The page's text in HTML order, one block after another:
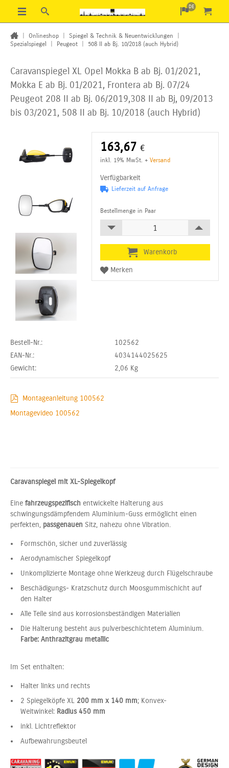
DE
Onlineshop Spiegel & Technik & Neuentwicklungen
Spezialspiegel
Peugeot 508 II ab Bj. 10/2018 (auch Hybrid)
Caravanspiegel XL Opel Mokka B ab Bj. 01/2021,
Mokka E ab Bj. 01/2021, Frontera ab Bj. 07/24
Peugeot 208 II ab Bj. 06/2019,308 II ab Bj, 09/2013
bis 03/2021, 508 II ab Bj. 10/2018 (auch Hybrid)
Bestell-Nr.:
102562
EAN-Nr.:
4034144025625
Gewicht:
2,06 Kg
Montageanleitung 100562
Montagevideo 100562
163,67 €
inkl. 19% MwSt. +Versand
Verfügbarkeit
Lieferzeit auf Anfrage
Bestellmenge in Paar
Caravanspiegel mit XL-Spiegelkopf
Eine fahrzeugspezifisch entwickelte Halterung aus
schwingungsdämpfendem Aluminium-Guss ermöglicht einen
perfekten, passgenauen Sitz, nahezu ohne Vibration.
Formschön, sicher und zuverlässig
Aerodynamischer Spiegelkopf
Unkomplizierte Montage ohne Werkzeug durch Flügelschraube
Beschädigungs- Kratzschutz durch Moosgummischicht auf
den Halter
Alle Teile sind aus korrosionsbeständigen Materialien
Die Halterung besteht aus pulverbeschichtetem Aluminium.
Farbe: Anthrazitgrau metallic
Im Set enthalten:
Halter links und rechts
2 Spiegelköpfe XL 200 mm x 140 mm; Konvex-
Weitwinkel: Radius 450 mm
inkl. Lichtreflektor
Aufbewahrungsbeutel